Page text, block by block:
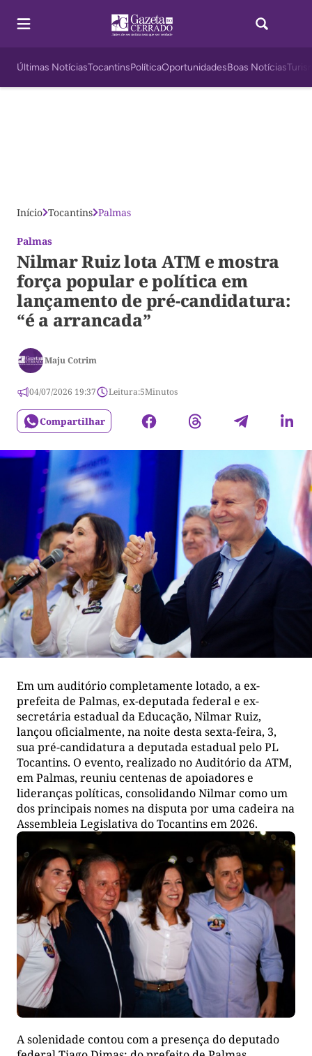
Últimas NotíciasTocantinsPolíticaOportunidadesBoas Notícias
Início Tocantins Palmas
Palmas
Nilmar Ruiz lota ATM e mostra
força popular e política em
lançamento de pré-candidatura:
“é a arrancada”
Maju Cotrim
04/07/2026 19:37 Leitura:5Minutos
Compartilhar
Em um auditório completamente lotado, a ex-
prefeita de Palmas, ex-deputada federal e ex-
secretária estadual da Educação, Nilmar Ruiz,
lançou oficialmente, na noite desta sexta-feira, 3,
sua pré-candidatura a deputada estadual pelo PL
Tocantins. O evento, realizado no Auditório da ATM,
em Palmas, reuniu centenas de apoiadores e
lideranças políticas, consolidando Nilmar como um
dos principais nomes na disputa por uma cadeira na
Assembleia Legislativa do Tocantins em 2026.
A solenidade contou com a presença do deputado